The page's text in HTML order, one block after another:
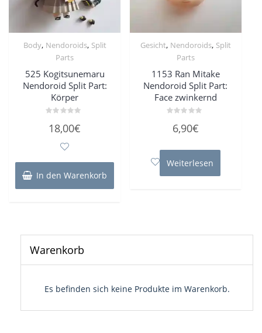
Body, Nendoroids, Split
Parts
525 Kogitsunemaru
Nendoroid Split Part:
Körper
mit
18,00€
In den Warenkorb
Gesicht, Nendoroids, Split
Parts
1153 Ran Mitake
Nendoroid Split Part:
Face zwinkernd
mit
5
6,90€
Weiterlesen
Warenkorb
Es befinden sich keine Produkte im Warenkorb.